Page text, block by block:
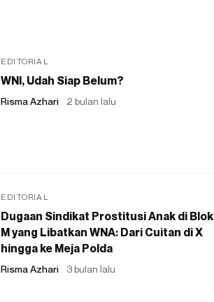
EDITORIAL
WNI, Udah Siap Belum?
Risma Azhari 2 bulan lalu
EDITORIAL
Dugaan Sindikat Prostitusi Anak di Blok
M yang Libatkan WNA: Dari Cuitan di X
hingga ke Meja Polda
Risma Azhari 3 bulan lalu